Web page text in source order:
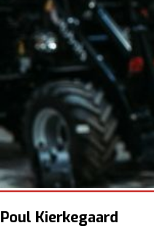
Poul Kierkegaard